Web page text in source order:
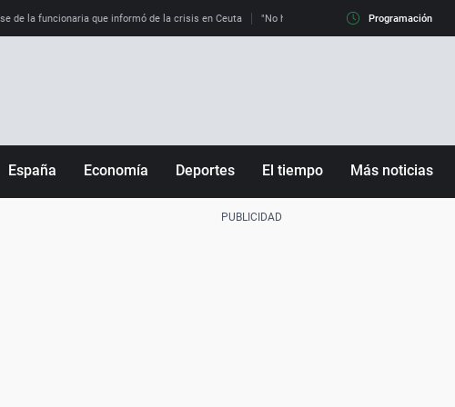
de la funcionaria que informó de la crisis en Ceuta "No hay mafias, que no nos engañen":
Programación
España Economía Deportes El tiempo Más noticias